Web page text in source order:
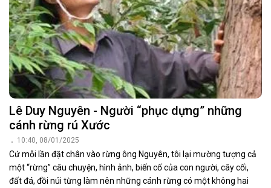
Lê Duy Nguyên - Người “phục dựng” những
cánh rừng rú Xước
10:40, 08/01/2025
Cứ mỗi lần đặt chân vào rừng ông Nguyên, tôi lại mường tượng cả
một “rừng” câu chuyện, hình ảnh, biến cố của con người, cây cối,
đất đá, đồi núi từng làm nên những cánh rừng có một không hai